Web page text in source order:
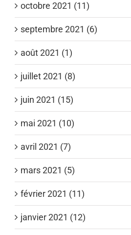
octobre 2021 (11)
septembre 2021 (6)
août 2021 (1)
juillet 2021 (8)
juin 2021 (15)
mai 2021 (10)
avril 2021 (7)
mars 2021 (5)
février 2021 (11)
janvier 2021 (12)